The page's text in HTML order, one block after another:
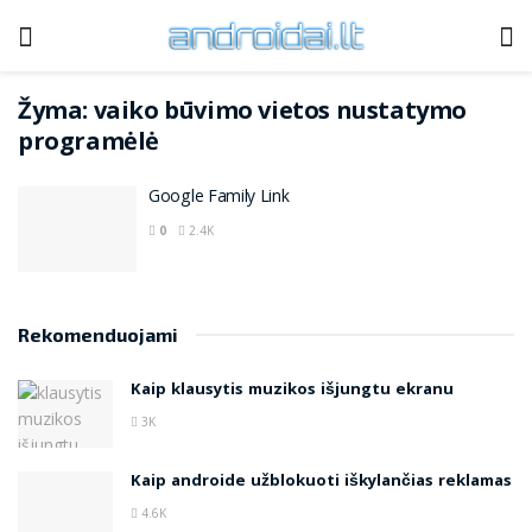
Žyma: vaiko būvimo vietos nustatymo
programėlė
Google Family Link
0 2.4K
Rekomenduojami
Kaip klausytis muzikos išjungtu ekranu
3K
Kaip androide užblokuoti iškylančias reklamas
4.6K